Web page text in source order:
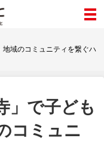
域のコミュニティを繋ぐハ
」で子ども
コミュニ